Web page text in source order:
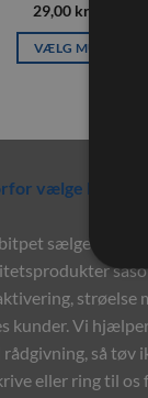
29,00 kr.
VÆLG
på
vælge
sælger ikke
strøelse
kunder. Vi
rådgivning, så tøv
eller ring til